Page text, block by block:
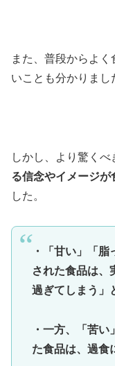
また、普段からよく
いことも分かりまし
しかし、より驚く
る信念やイメージが
した。
・「甘い」「
された食品は、
過ぎてしまう」
・一方、「苦
た食品は、過食